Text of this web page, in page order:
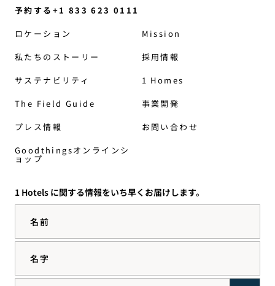
予約する+1 833 623 0111
ロケーション
私たちのストーリー
サステナビリティ
The Field Guide
プレス情報
Goodthingsオンラインシ
ョップ
Mission
採用情報
1 Homes
事業開発
お問い合わせ
1 Hotels に関する情報をいち早くお届けします。